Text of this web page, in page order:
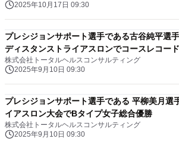
2025年10月17日 09:30
プレシジョンサポート選手である古谷純平選
ディスタンストライアスロンでコースレコー
株式会社トータルヘルスコンサルティング
2025年9月10日 09:30
プレシジョンサポート選手である 平柳美月選
イアスロン大会でBタイプ女子総合優勝
株式会社トータルヘルスコンサルティング
2025年9月10日 09:30